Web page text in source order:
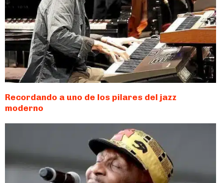
Recordando a uno de los pilares del jazz
moderno